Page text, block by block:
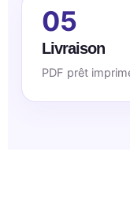
05
Livraison
PDF prêt